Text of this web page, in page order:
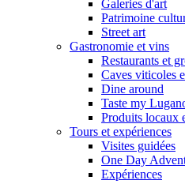
Galeries d'art
Patrimoine
Street art
Gastronomie et vins
Restaurants et
Caves viticoles
Dine around
Taste my
Produits locaux
Tours et expériences
Visites guidées
One Day
Expériences